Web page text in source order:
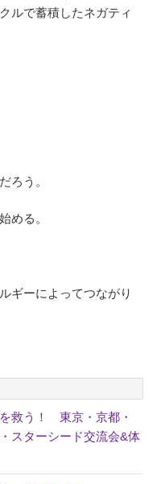
ルで蓄積したネガティ
ろう。
める。
ギーによってつながり
救う！ 東京・京都・
スターシード交流会&体